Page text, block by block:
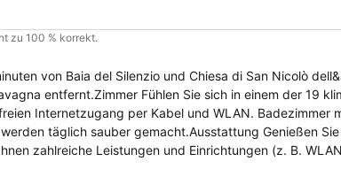
zu 100 % korrekt.
von Baia del Silenzio und Chiesa di San Nicolò
entfernt.Zimmer Fühlen Sie sich in einem der 19
Internetzugang per Kabel und WLAN. Badezimmer
täglich sauber gemacht.Ausstattung Genießen
zahlreiche Leistungen und Einrichtungen (z. B.
wird täglich von 08:00 Uhr bis 10:00 Uhr